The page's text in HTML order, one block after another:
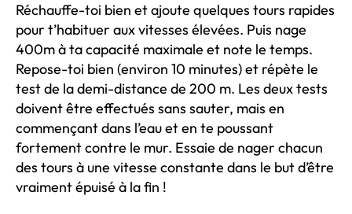
Réchauffe-toi bien et ajoute quelques tours rapides
pour t’habituer aux vitesses élevées. Puis nage
400m à ta capacité maximale et note le temps.
Repose-toi bien (environ 10 minutes) et répète le
test de la demi-distance de 200 m. Les deux tests
doivent être effectués sans sauter, mais en
commençant dans l’eau et en te poussant
fortement contre le mur. Essaie de nager chacun
des tours à une vitesse constante dans le but d’être
vraiment épuisé à la fin !